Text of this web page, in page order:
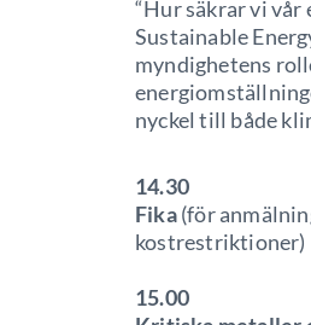
“Hur säkrar vi
Sustainable
myndighetens
nyckel till både
14.30
Fika(för
kostrestriktioner)
15.00